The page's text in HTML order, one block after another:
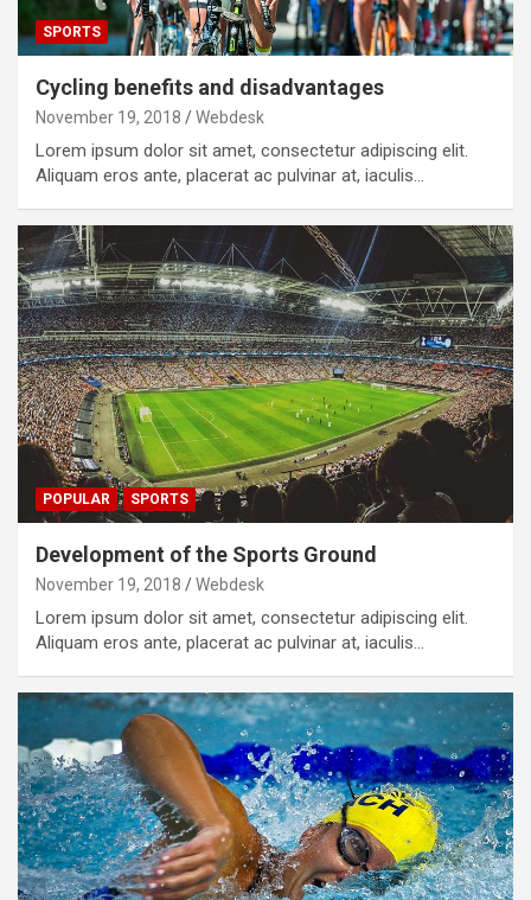
SPORTS
Cycling benefits and disadvantages
November 19, 2018 Webdesk
Lorem ipsum dolor sit amet, consectetur adipiscing elit.
Aliquam eros ante, placerat ac pulvinar at, iaculis…
POPULAR SPORTS
Development of the Sports Ground
November 19, 2018 Webdesk
Lorem ipsum dolor sit amet, consectetur adipiscing elit.
Aliquam eros ante, placerat ac pulvinar at, iaculis…